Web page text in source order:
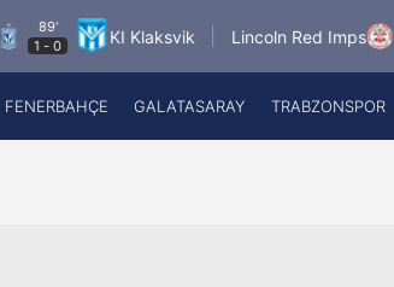
89'
1-0 KI Klaksvik Lincoln Red Imps
89'
1-0
FENERBAHÇE GALATASARAY TRABZONSPOR